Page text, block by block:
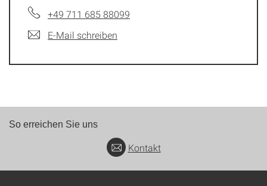
+49 711 685 88099
E-Mail schreiben
So erreichen Sie uns
Kontakt